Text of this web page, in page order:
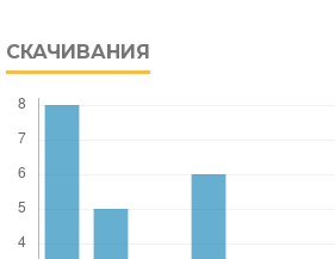
СКАЧИВАНИЯ